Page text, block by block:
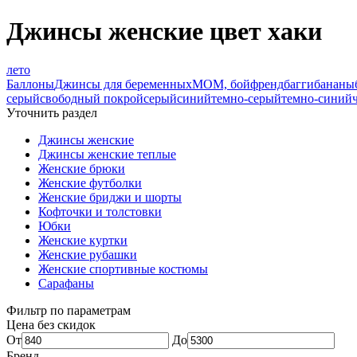
Джинсы женские цвет хаки
лето
БаллоныДжинсы для беременныхМОМ, бойфрендбаггибананы
серыйсвободный покройсерыйсинийтемно-серыйтемно-синий
Уточнить раздел
Джинсы женские
Джинсы женские теплые
Женские брюки
Женские футболки
Женские бриджи и шорты
Кофточки и толстовки
Юбки
Женские куртки
Женские рубашки
Женские спортивные костюмы
Сарафаны
Фильтр по параметрам
Цена без скидок
От
До